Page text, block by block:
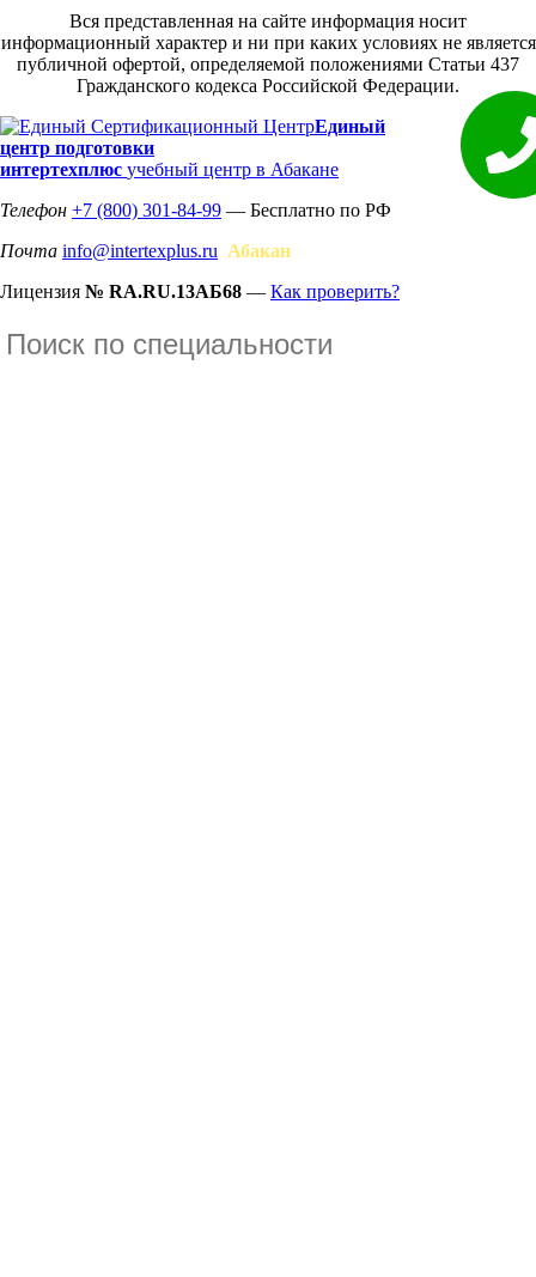
Вся представленная на сайте информация носит
информационный характер и ни при каких условиях не является
публичной офертой, определяемой положениями Статьи 437
Гражданского кодекса Российской Федерации.
Единый
центр подготовки
интертехплюс учебный центр в Абакане
Телефон +7 (800) 301-84-99 — Бесплатно по РФ
Почта info@intertexplus.ru Абакан
Лицензия № RA.RU.13АБ68 — Как проверить?